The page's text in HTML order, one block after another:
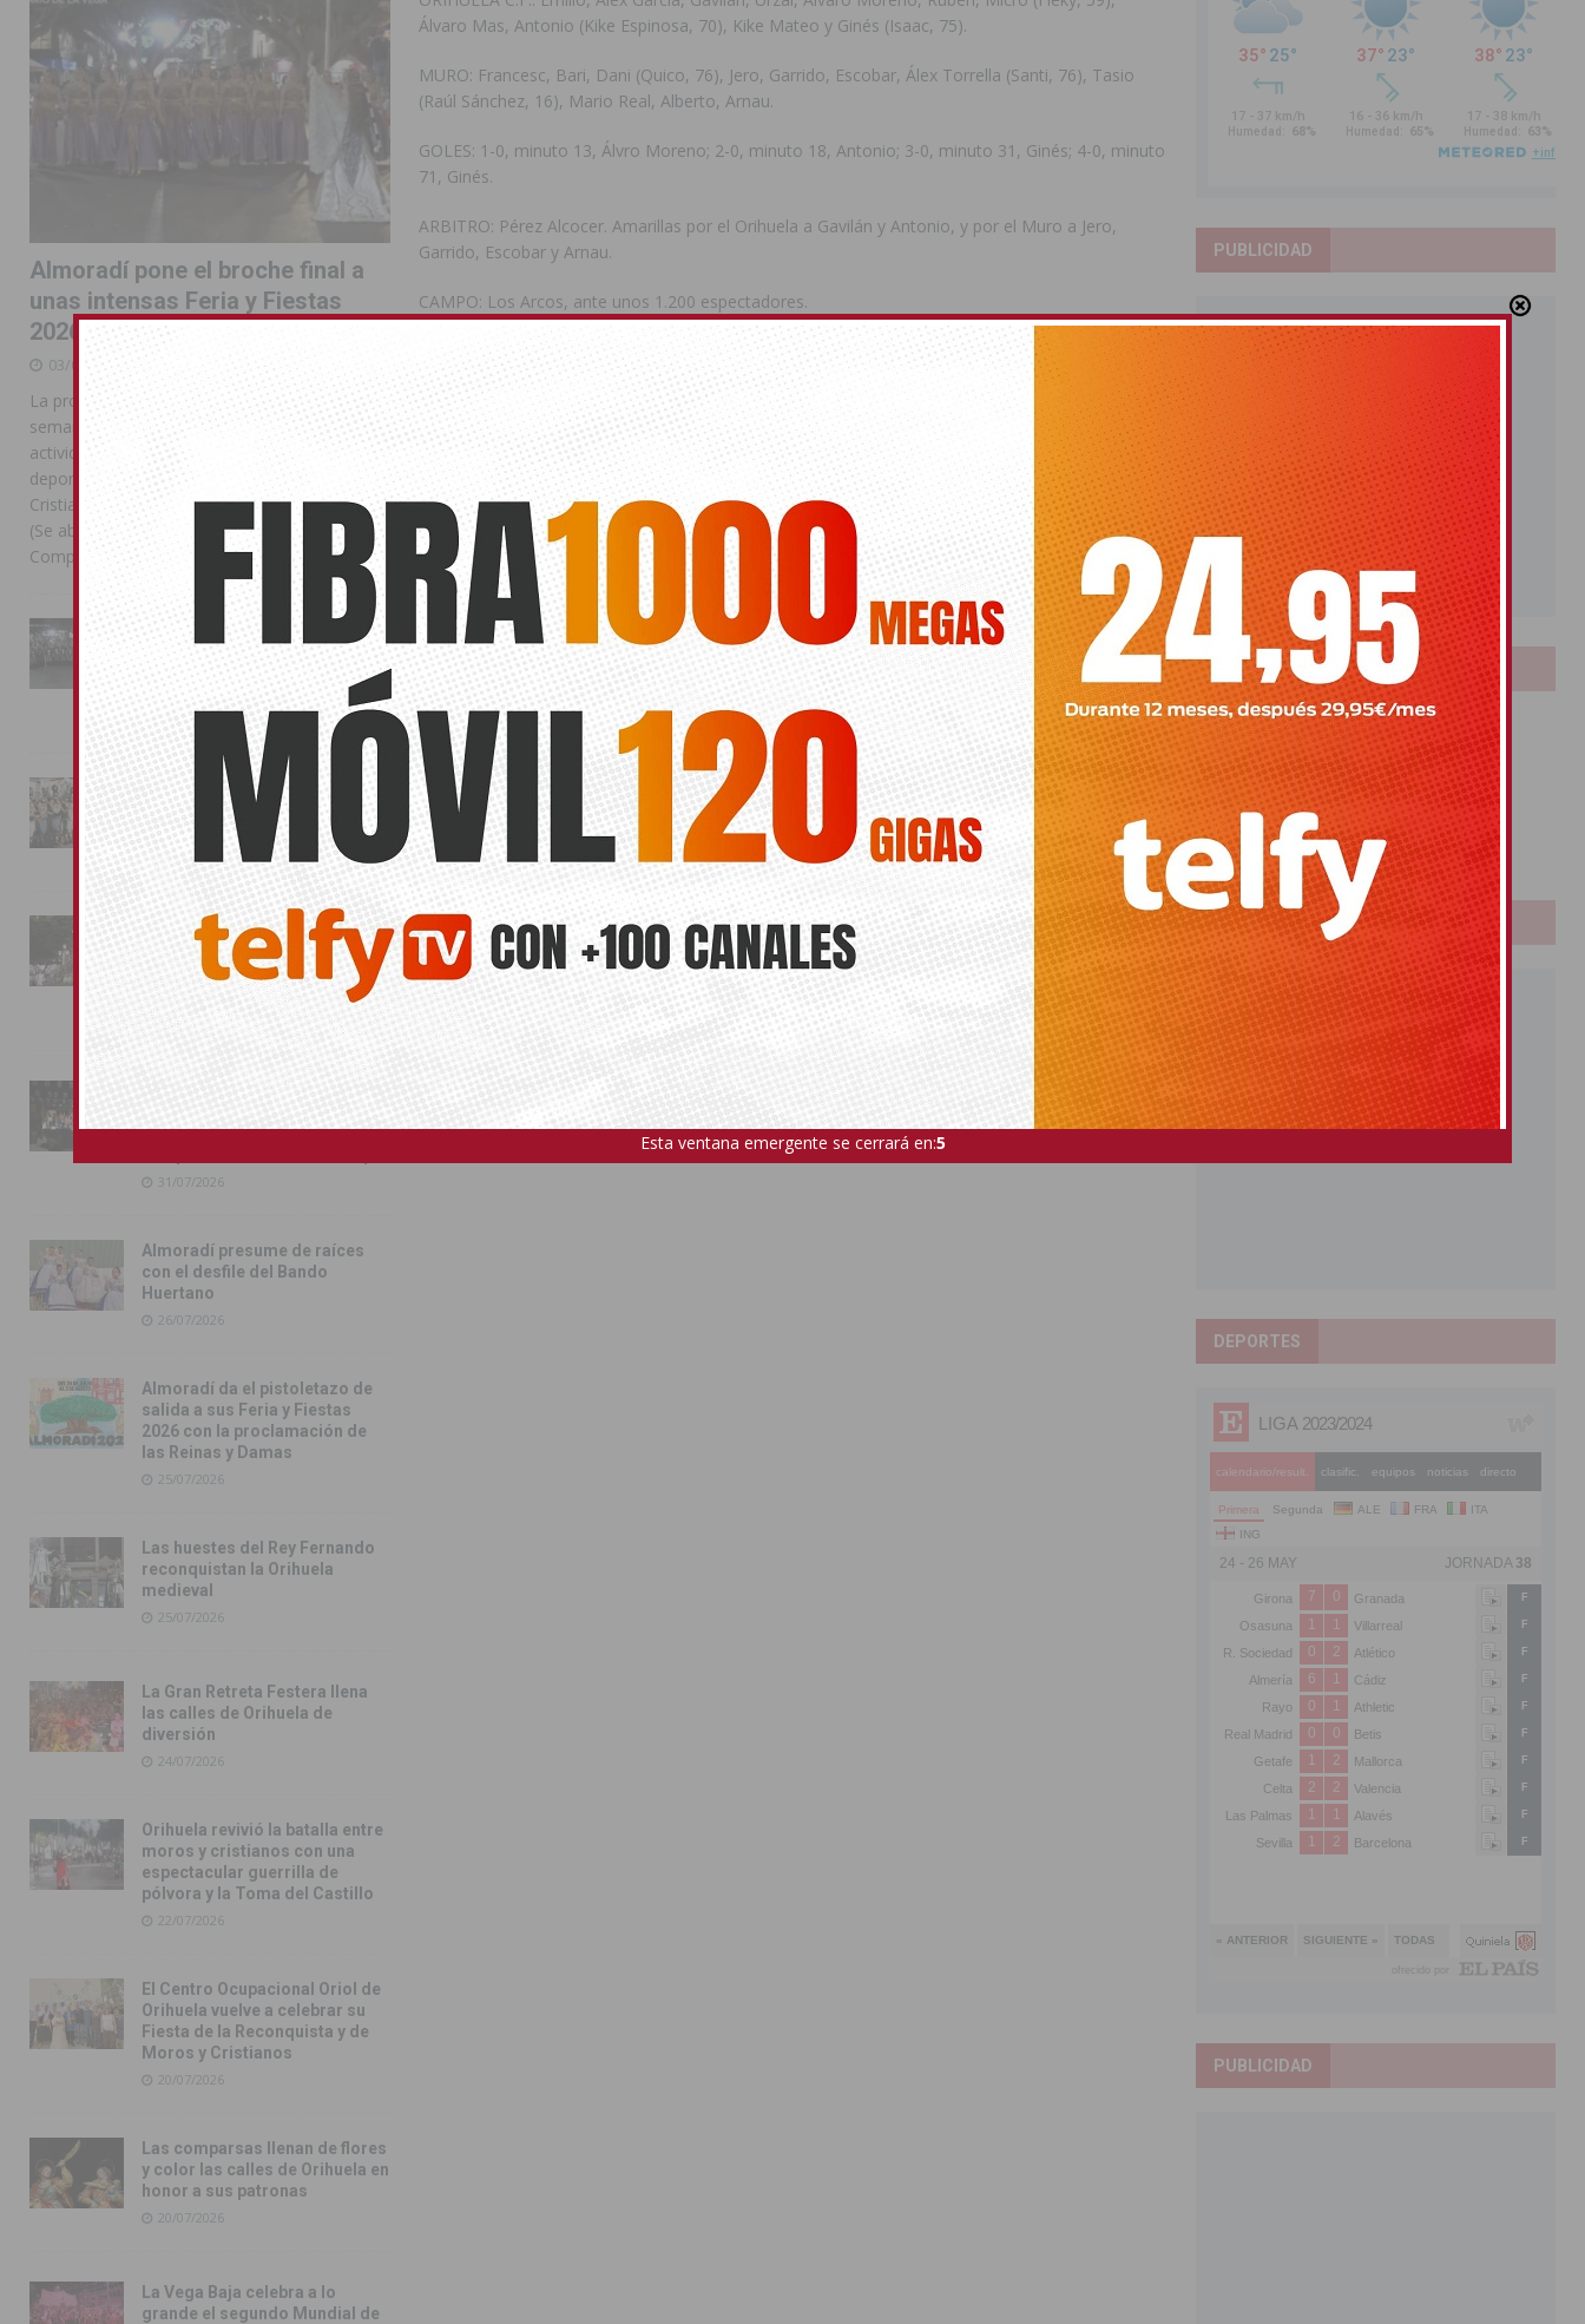
Álvaro Mas, Antonio (Kike Espinosa, 70), Kike Mateo y Ginés (Isaac, 75).
MURO: Francesc, Bari, Dani (Quico, 76), Jero, Garrido, Escobar, Álex Torrella (Santi, 76), Tasio
(Raúl Sánchez, 16), Mario Real, Alberto, Arnau.
GOLES: 1-0, minuto 13, Álvro Moreno; 2-0, minuto 18, Antonio; 3-0, minuto 31, Ginés; 4-0, minuto
71, Ginés.
ARBITRO: Pérez Alcocer. Amarillas por el Orihuela a Gavilán y Antonio, y por el Muro a Jero,
Garrido, Escobar y Arnau.
CAMPO: Los Arcos, ante unos 1.200 espectadores.
También puede interesar
No related posts.
ORIHUELA GINÉS ANTONIO KIKE MATEO
ÁLVARO MORENO
ANTERIOR
Derrota de El Campello en El Vincle
ante el Callosa (0-2)
SIGUIENTE
El CD Torrevieja consigue tres puntos de oro y se
coloca a dos puntos del líder
Almoradí pone el broche final a
unas intensas Feria y Fiestas
2026
03/08/2026
La programación reunió durante más de una
semana actos institucionales, conciertos,
actividades familiares, competiciones
deportivas y las celebraciones de Moros y
Cristianos Compártelo: Comparte en Facebook
(Se abre en una ventana nueva) Facebook
Compartir en
La Entrada Cristiana llena de
esplendor las calles de
Almoradí en una multitudinaria
jornada festera
02/08/2026
La magia de la Entrada Mora
conquista las calles de
Almoradí
01/08/2026
La fiesta se adueña de
Almoradí con la presentación
de los cargos festeros y la
toma del castillo
31/07/2026
Pilar de la Horadada
conmemora con emoción el
40º aniversario de su
31/07/2026
Almoradí presume de raíces
con el desfile del Bando
Huertano
26/07/2026
Almoradí da el pistoletazo de
salida a sus Feria y Fiestas
2026 con la proclamación de
las Reinas y Damas
25/07/2026
Las huestes del Rey Fernando
reconquistan la Orihuela
medieval
25/07/2026
La Gran Retreta Festera llena
las calles de Orihuela de
diversión
24/07/2026
Orihuela revivió la batalla entre
moros y cristianos con una
espectacular guerrilla de
pólvora y la Toma del Castillo
22/07/2026
El Centro Ocupacional Oriol de
Orihuela vuelve a celebrar su
Fiesta de la Reconquista y de
Moros y Cristianos
20/07/2026
Las comparsas llenan de flores
y color las calles de Orihuela en
honor a sus patronas
20/07/2026
La Vega Baja celebra a lo
grande el segundo Mundial de
PUBLICIDAD
LOTERIAS
Bonoloto
Primitiva
El Gordo
Euromillones
Loteria
Once
PUBLICIDAD
DEPORTES
PUBLICIDAD
Esta ventana emergente se cerrará en:4